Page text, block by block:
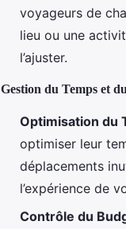
voyageurs de
lieu ou une
l’ajuster.
Gestion du Temps et
Optimisation du
optimiser leur
déplacements
l’expérience de
Contrôle du